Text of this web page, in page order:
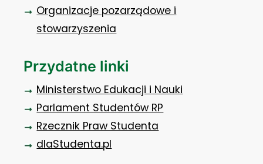
Organizacje pozarządowe i
stowarzyszenia
Przydatne linki
Ministerstwo Edukacji i Nauki
Parlament Studentów RP
Rzecznik Praw Studenta
dlaStudenta.pl